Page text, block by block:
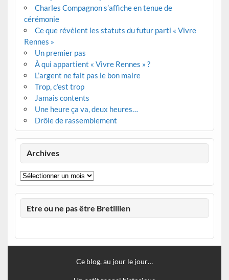
Charles Compagnon s’affiche en tenue de
cérémonie
Ce que révèlent les statuts du futur parti « Vivre
Rennes »
Un premier pas
À qui appartient « Vivre Rennes » ?
L’argent ne fait pas le bon maire
Trop, c’est trop
Jamais contents
Une heure ça va, deux heures…
Drôle de rassemblement
Archives
Archives
Etre ou ne pas être Bretillien
Ce blog, au jour le jour…